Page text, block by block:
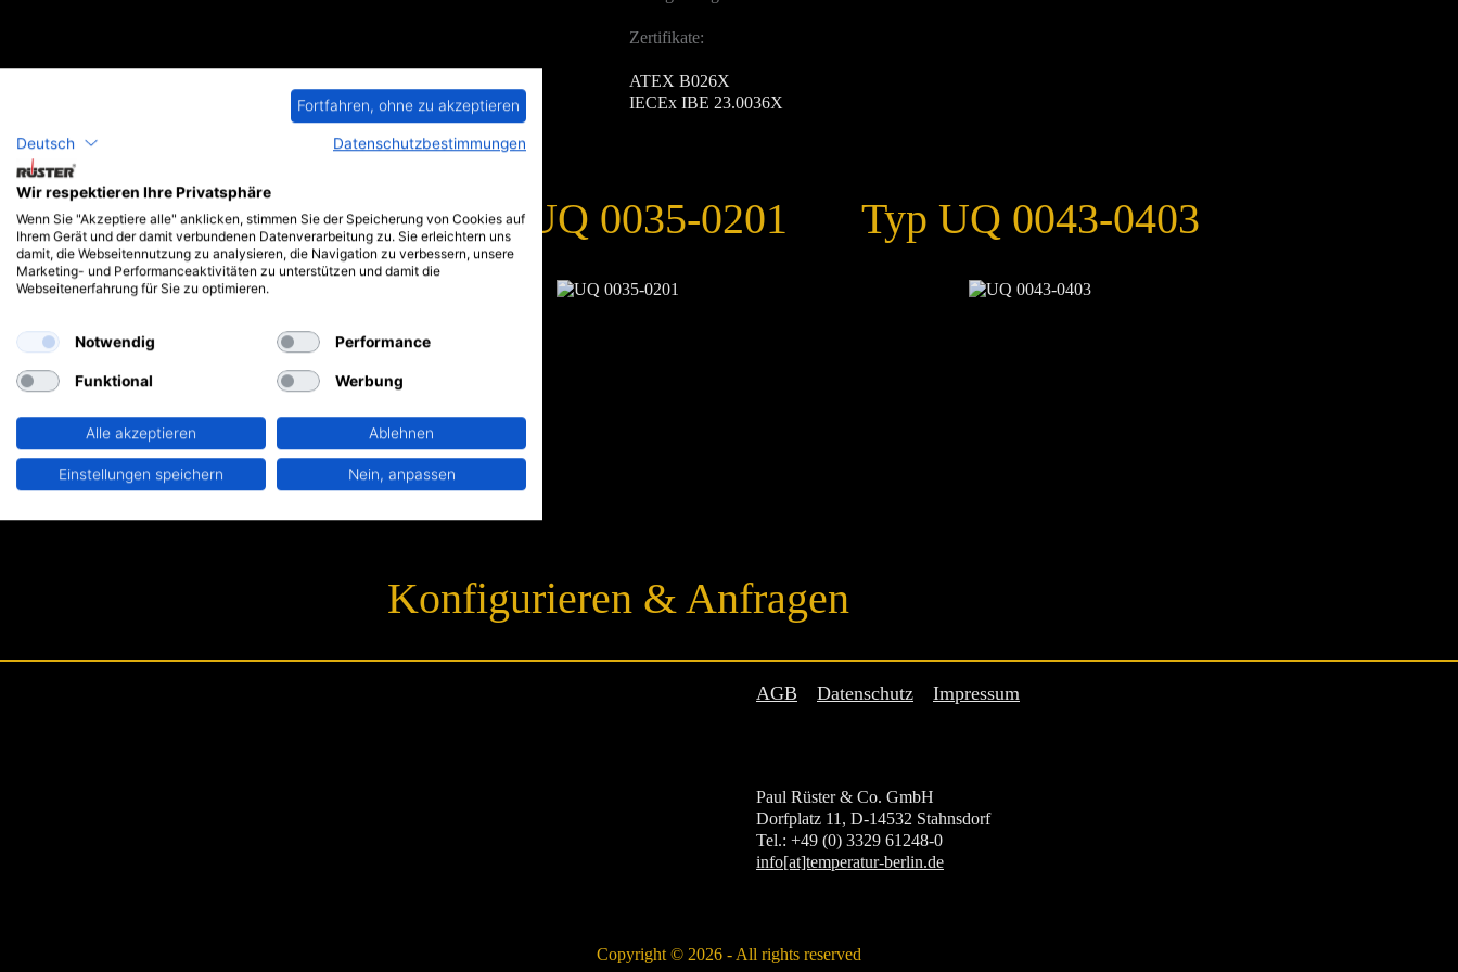
Zertifikate:
ATEX B026X
IECEx IBE 23.0036X
Typ UQ 0038-0300 Typ UQ 0035-0201 Typ UQ 0043-0403
Typ UQ 0043-0402
Konfigurieren & Anfragen
AGB Datenschutz Impressum
Paul Rüster & Co. GmbH
Dorfplatz 11, D-14532 Stahnsdorf
Tel.: +49 (0) 3329 61248-0
info[at]temperatur-berlin.de
Copyright © 2026 - All rights reserved
Fortfahren, ohne zu akzeptieren
Deutsch Datenschutzbestimmungen
Wir respektieren Ihre Privatsphäre
Wenn Sie "Akzeptiere alle" anklicken, stimmen Sie der Speicherung von Cookies auf
Ihrem Gerät und der damit verbundenen Datenverarbeitung zu. Sie erleichtern uns
damit, die Webseitennutzung zu analysieren, die Navigation zu verbessern, unsere
Marketing- und Performanceaktivitäten zu unterstützen und damit die
Webseitenerfahrung für Sie zu optimieren.
Notwendig Performance
Funktional Werbung
Alle akzeptieren Ablehnen
Einstellungen speichern Nein, anpassen